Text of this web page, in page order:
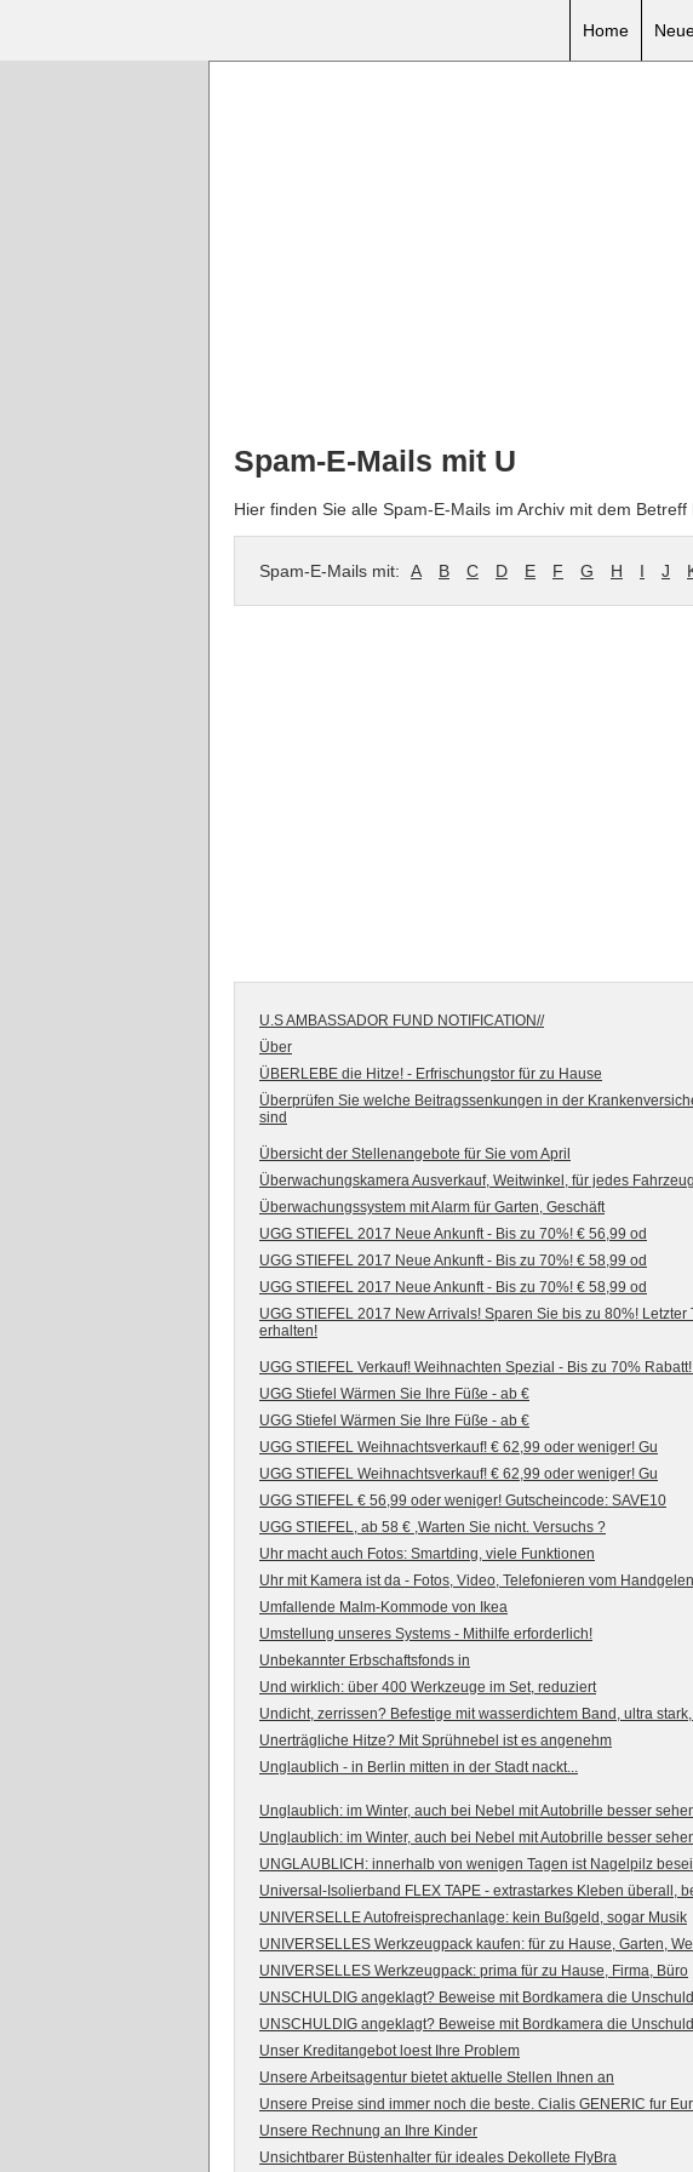
Home
Spam-E-Mails mit U
Hier finden Sie alle Spam-E-Mails im Archiv mit dem
Spam-E-Mails mit: A B C D E F G H I J
U.S AMBASSADOR FUND NOTIFICATION//
Über
ÜBERLEBE die Hitze! - Erfrischungstor für zu Hause
Überprüfen Sie welche Beitragssenkungen in der
sind
Übersicht der Stellenangebote für Sie vom April
Überwachungskamera Ausverkauf, Weitwinkel, für jedes Fahrzeug
Überwachungssystem mit Alarm für Garten, Geschäft
UGG STIEFEL 2017 Neue Ankunft - Bis zu 70%! € 56,99 od
UGG STIEFEL 2017 Neue Ankunft - Bis zu 70%! € 58,99 od
UGG STIEFEL 2017 Neue Ankunft - Bis zu 70%! € 58,99 od
UGG STIEFEL 2017 New Arrivals! Sparen Sie bis zu 80%! Letzter
erhalten!
UGG STIEFEL Verkauf! Weihnachten Spezial - Bis zu 70%
UGG Stiefel Wärmen Sie Ihre Füße - ab €
UGG Stiefel Wärmen Sie Ihre Füße - ab €
UGG STIEFEL Weihnachtsverkauf! € 62,99 oder weniger! Gu
UGG STIEFEL Weihnachtsverkauf! € 62,99 oder weniger! Gu
UGG STIEFEL € 56,99 oder weniger! Gutscheincode: SAVE10
UGG STIEFEL, ab 58 € ,Warten Sie nicht. Versuchs ?
Uhr macht auch Fotos: Smartding, viele Funktionen
Uhr mit Kamera ist da - Fotos, Video, Telefonieren vom
Umfallende Malm-Kommode von Ikea
Umstellung unseres Systems - Mithilfe erforderlich!
Unbekannter Erbschaftsfonds in
Und wirklich: über 400 Werkzeuge im Set, reduziert
Undicht, zerrissen? Befestige mit wasserdichtem Band, ultra
Unerträgliche Hitze? Mit Sprühnebel ist es angenehm
Unglaublich - in Berlin mitten in der Stadt nackt...
Unglaublich: im Winter, auch bei Nebel mit Autobrille besser
Unglaublich: im Winter, auch bei Nebel mit Autobrille besser
UNGLAUBLICH: innerhalb von wenigen Tagen ist Nagelpilz
Universal-Isolierband FLEX TAPE - extrastarkes Kleben überall,
UNIVERSELLE Autofreisprechanlage: kein Bußgeld, sogar Musik
UNIVERSELLES Werkzeugpack kaufen: für zu Hause, Garten,
UNIVERSELLES Werkzeugpack: prima für zu Hause, Firma, Büro
UNSCHULDIG angeklagt? Beweise mit Bordkamera die Unschuld
UNSCHULDIG angeklagt? Beweise mit Bordkamera die Unschuld
Unser Kreditangebot loest Ihre Problem
Unsere Arbeitsagentur bietet aktuelle Stellen Ihnen an
Unsere Preise sind immer noch die beste. Cialis GENERIC fur
Unsere Rechnung an Ihre Kinder
Unsichtbarer Büstenhalter für ideales Dekollete FlyBra